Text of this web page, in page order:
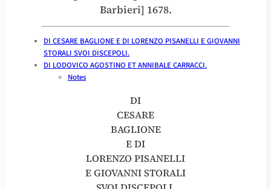
Barbieri] 1678.
DI CESARE BAGLIONE E DI LORENZO PISANELLI E GIOVANNI
STORALI SVOI DISCEPOLI.
DI LODOVICO AGOSTΙΝΟ ET ANNIBALE CARRACCI.
Notes
DI
CESARE
BAGLIONE
E DI
LORENZO PISANELLI
E GIOVANNI STORALI